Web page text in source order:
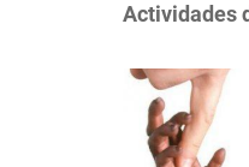
Actividades